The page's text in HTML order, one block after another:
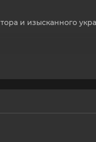
и изысканного